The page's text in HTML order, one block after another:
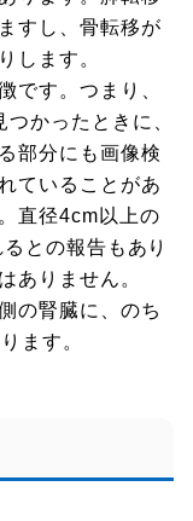
すし、骨転移が
します。
です。つまり、
かったときに、
部分にも画像検
ていることがあ
直径4cm以上の
との報告もあり
ありません。
の腎臓に、のち
ます。